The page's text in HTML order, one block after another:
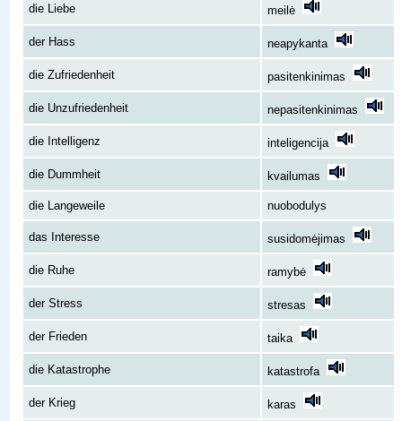
die Liebe meilė
der Hass neapykanta
die Zufriedenheit pasitenkinimas
die Unzufriedenheit nepasitenkinimas
die Intelligenz inteligencija
die Dummheit kvailumas
die Langeweile nuobodulys
das Interesse susidomėjimas
die Ruhe ramybė
der Stress stresas
der Frieden taika
die Katastrophe katastrofa
der Krieg karas